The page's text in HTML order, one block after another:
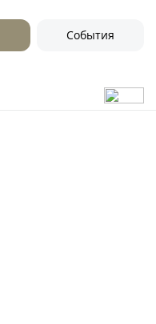
Чемпионата по
матчей
комитет
События